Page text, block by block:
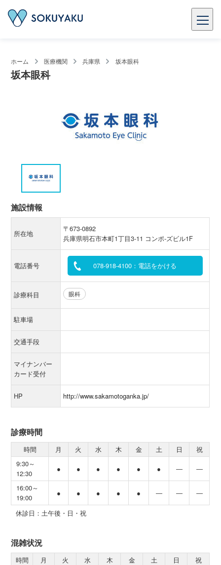
ホーム 医療機関 兵庫県 坂本眼科
坂本眼科
施設情報
所在地
〒673-0892
兵庫県明石市本町1丁目3-11 コンポ-ズビル1F
電話番号 078-918-4100：電話をかける
診療科目 眼科
駐車場
交通手段
マイナンバー
カード受付
HP http://www.sakamotoganka.jp/
診療時間
時間 月 火 水 木 金 土 日
祝
9:30～
12:30
● ● ● ● ● ● ― ―
16:00～
19:00
● ● ● ● ● ― ― ―
休診日：土午後・日・祝
混雑状況
時間 月 火 水 木 金 土 日
祝